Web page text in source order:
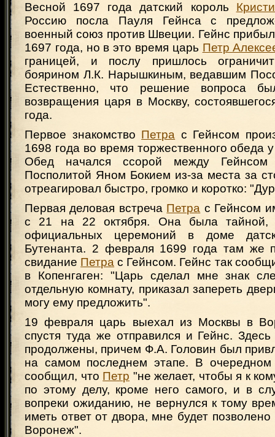
Весной 1697 года датский король
Россию посла Пауля Гейнса с
военный союз против Швеции. Гейнc
1697 года, но в это время царь Петр
границей, и послу пришлось
боярином Л.К. Нарышкиным, ведавшим
Естественно, что решение вопроса
возвращения царя в Москву,
года.
Первое знакомство Петра с Гейнсом
1698 года во время торжественного обеда
Обед начался ссорой между
Посполитой Яном Бокием из-за места за
отреагировал быстро, громко и коротко:
Первая деловая встреча Петра с Гейнсом
с 21 на 22 октября. Она была тайной,
официальных церемоний в доме
Бутенанта. 2 февраля 1699 года там же
свидание Петра с Гейнсом. Гейнс так
в Копенгаген: "Царь сделал мне знак
отдельную комнату, приказал запереть
могу ему предложить".
19 февраля царь выехал из Москвы в
спустя туда же отправился и Гейнс.
продолжены, причем Ф.А. Головин был
на самом последнем этапе. В очередном
сообщил, что Петр "не желает, чтобы я к
по этому делу, кроме него самого, и в
вопреки ожиданию, не вернулся к тому
иметь ответ от двора, мне будет
Воронеж".